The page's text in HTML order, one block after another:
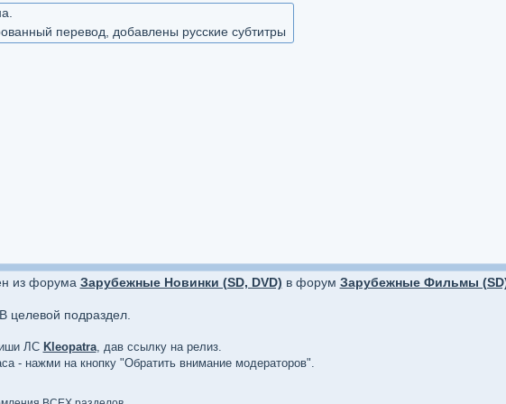
перевод, добавлены русские субтитры
из форума Зарубежные Новинки (SD, DVD) в форум Зарубежные Фильмы
целевой подраздел.
ЛС Kleopatra, дав ссылку на релиз.
- нажми на кнопку "Обратить внимание модераторов".